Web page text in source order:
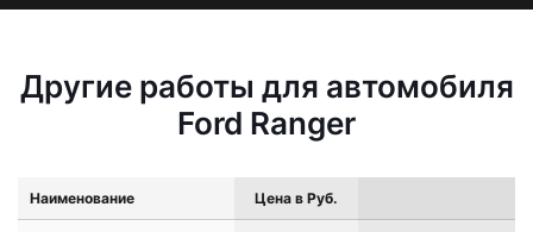
Другие работы для автомобиля
Ford Ranger
Наименование Цена в Руб.